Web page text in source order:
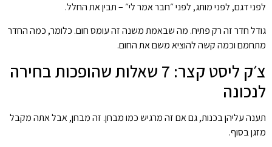
לפני דגם, לפני מותג, לפני ״חבר אמר לי״ – תבין את החלל.
גודל חדר זה רק פתיח. מה שבאמת משנה זה עומס חום. כלומר, כמה החדר
מתחמם וכמה קשה להוציא משם את החום.
צ׳ק ליסט קצר: 7 שאלות שהופכות בחירה
לנכונה
תענה עליהן בכנות, גם אם זה מרגיש כמו מבחן. זה מבחן, אבל אתה מקבל
מזגן בסוף.